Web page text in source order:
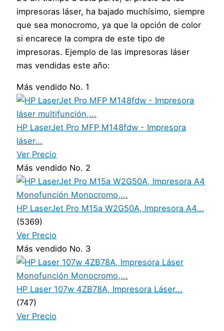
impresoras láser, ha bajado muchísimo, siempre
que sea monocromo, ya que la opción de color
si encarece la compra de este tipo de
impresoras. Ejemplo de las impresoras láser
mas vendidas este año:
Más vendido No. 1
HP LaserJet Pro MFP M148fdw - Impresora
láser...
Ver Precio
Más vendido No. 2
HP LaserJet Pro M15a W2G50A, Impresora A4...
(5369)
Ver Precio
Más vendido No. 3
HP Laser 107w 4ZB78A, Impresora Láser...
(747)
Ver Precio